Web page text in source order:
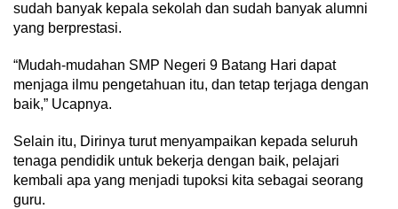
sudah banyak kepala sekolah dan sudah banyak alumni
yang berprestasi.
“Mudah-mudahan SMP Negeri 9 Batang Hari dapat
menjaga ilmu pengetahuan itu, dan tetap terjaga dengan
baik,” Ucapnya.
Selain itu, Dirinya turut menyampaikan kepada seluruh
tenaga pendidik untuk bekerja dengan baik, pelajari
kembali apa yang menjadi tupoksi kita sebagai seorang
guru.